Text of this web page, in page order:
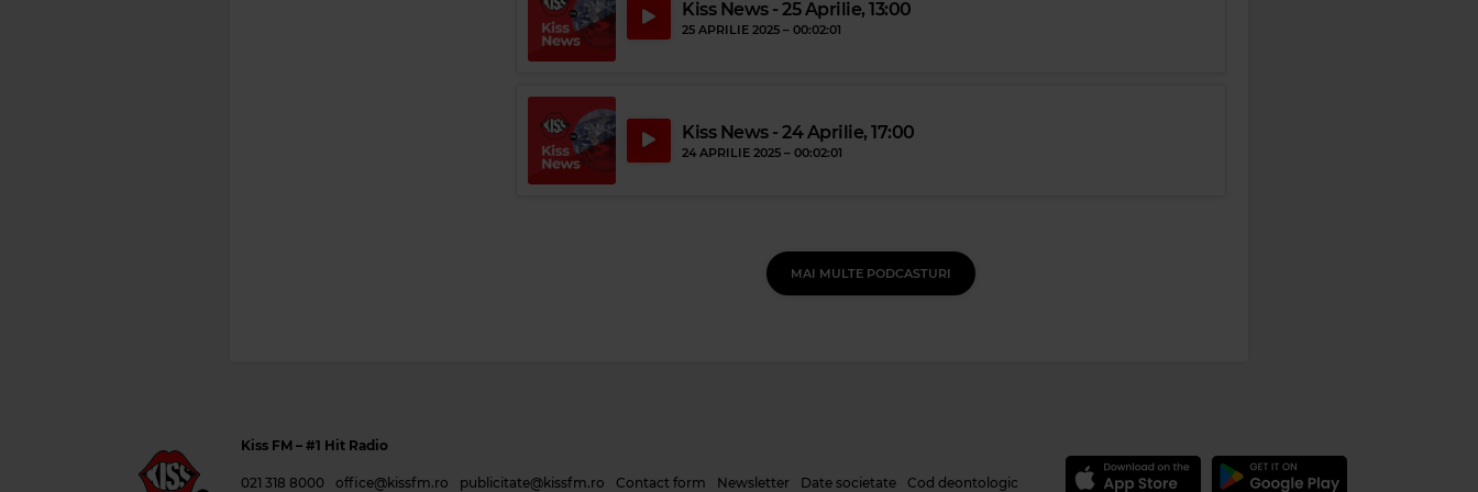
Kiss News - 25 Aprilie, 13:00
25 APRILIE 2025 – 00:02:01
Kiss News - 24 Aprilie, 17:00
24 APRILIE 2025 – 00:02:01
MAI MULTE PODCASTURI
Kiss FM – #1 Hit Radio
021 318 8000 office@kissfm.ro publicitate@kissfm.ro Contact form Newsletter Date societate Cod deontologic